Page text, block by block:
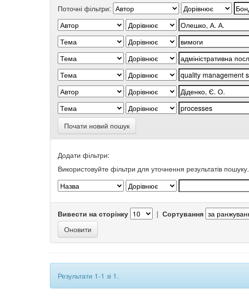
Поточні фільтри:
Почати новий пошук
Додати фільтри:
Використовуйте фільтри для уточнення результатів пошуку.
Вивести на сторінку | Сортування
Результати 1-1 зі 1.